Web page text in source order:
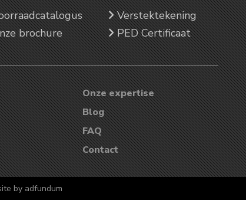
brochure
Verstektekening
PED Certificaat
Onze expertise
Blog
FAQ
Contact
by adfundum